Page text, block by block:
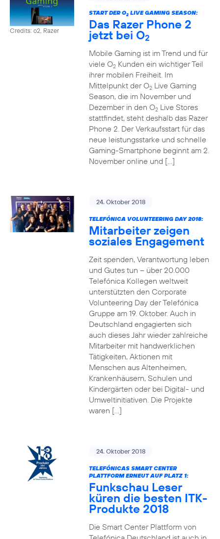
Credits: o2, Razer
START DER O2LIVE GAMING SEASON:
Das Razer Phone 2
jetzt bei O2
Mobile Gaming ist im Trend und für
viele O2Kunden ein wichtiger Teil
ihrer mobilen Freiheit. Im
Mittelpunkt der O2Live Gaming
Season, die im November und
Dezember in den O2Live Stores
stattfindet, steht deshalb das Razer
Phone 2. Der Verkaufsstart für das
neue leistungsstarke und schnelle
Gaming-Smartphone beginnt am 2.
November online und […]
24. Oktober 2018
TELEFÓNICA VOLUNTEERING DAY 2018:
Mitarbeiter zeigen
soziales Engagement
Zeit spenden, Verantwortung leben
und Gutes tun – über 20.000
Telefónica Kollegen weltweit
unterstützten den Corporate
Volunteering Day der Telefónica
Gruppe am 19. Oktober. Auch in
Deutschland engagierten sich
auch dieses Jahr wieder zahlreiche
Mitarbeiter mit handwerklichen
Tätigkeiten, Aktionen mit
Menschen aus Altenheimen,
Krankenhäusern, Schulen und
Kindergärten oder bei Digital- und
Umweltinitiativen. Die Projekte
waren […]
24. Oktober 2018
TELEFÓNICAS SMART CENTER
PLATTFORM ERNEUT AUF PLATZ 1:
Funkschau Leser
küren die besten ITK-
Produkte 2018
Die Smart Center Plattform von